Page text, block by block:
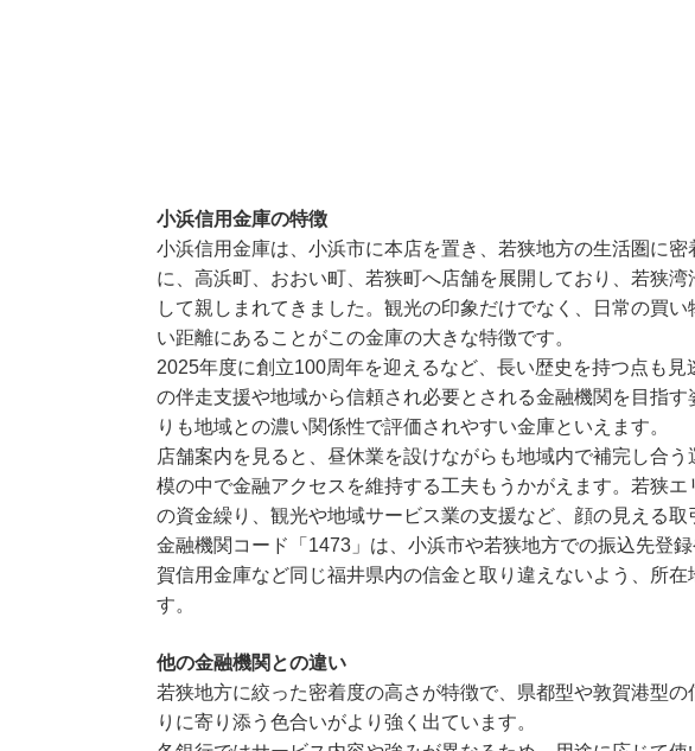
小浜信用金庫の特徴
小浜信用金庫は、小浜市に本店を置き、若狭地方の生活圏に
に、高浜町、おおい町、若狭町へ店舗を展開しており、若狭
して親しまれてきました。観光の印象だけでなく、日常の買
い距離にあることがこの金庫の大きな特徴です。
2025年度に創立100周年を迎えるなど、長い歴史を持つ点も
の伴走支援や地域から信頼され必要とされる金融機関を目指
りも地域との濃い関係性で評価されやすい金庫といえます。
店舗案内を見ると、昼休業を設けながらも地域内で補完し合
模の中で金融アクセスを維持する工夫もうかがえます。若狭
の資金繰り、観光や地域サービス業の支援など、顔の見える取
金融機関コード「1473」は、小浜市や若狭地方での振込先登
賀信用金庫など同じ福井県内の信金と取り違えないよう、所
す。
他の金融機関との違い
若狭地方に絞った密着度の高さが特徴で、県都型や敦賀港型
りに寄り添う色合いがより強く出ています。